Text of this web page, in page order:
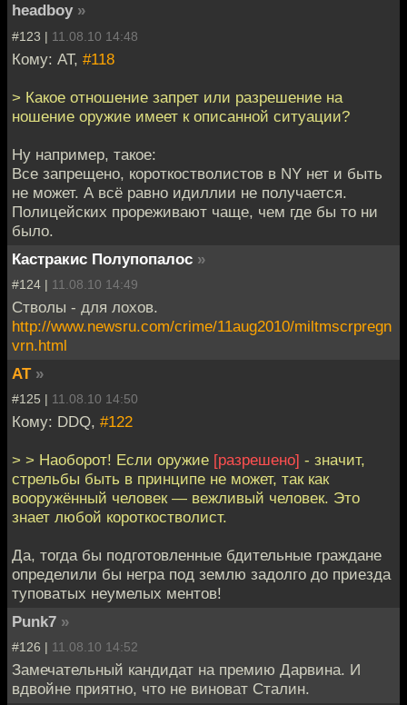
headboy »
#123 | 11.08.10 14:48
Кому: AT, #118
> Какое отношение запрет или разрешение на
ношение оружие имеет к описанной ситуации?
Ну например, такое:
Все запрещено, короткостволистов в NY нет и быть
не может. А всё равно идиллии не получается.
Полицейских прореживают чаще, чем где бы то ни
было.
Кастракис Полупопалос »
#124 | 11.08.10 14:49
Стволы - для лохов.
http://www.newsru.com/crime/11aug2010/miltmscrpregn
vrn.html
AT »
#125 | 11.08.10 14:50
Кому: DDQ, #122
> > Наоборот! Если оружие [разрешено] - значит,
стрельбы быть в принципе не может, так как
вооружённый человек — вежливый человек. Это
знает любой короткостволист.
Да, тогда бы подготoвленные бдительные граждане
определили бы негра под землю задолго до приезда
туповатых неумелых ментов!
Punk7 »
#126 | 11.08.10 14:52
Замечательный кандидат на премию Дарвина. И
вдвойне приятно, что не виноват Сталин.